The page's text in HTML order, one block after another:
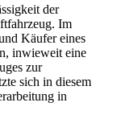
der
Im
Käufer eines
inwieweit eine
zur
sich in diesem
in